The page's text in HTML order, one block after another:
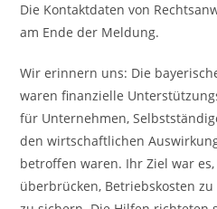
Die Kontaktdaten von
am Ende der Meldung.
Wir erinnern uns: Die
waren finanzielle
für Unternehmen,
den wirtschaftlichen
betroffen waren. Ihr Ziel war
überbrücken, Betriebskosten